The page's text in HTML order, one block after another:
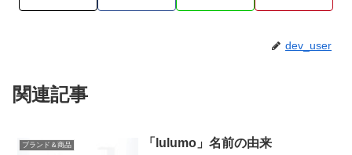
dev_user
関連記事
ブランド＆商品 「lulumo」名前の由来